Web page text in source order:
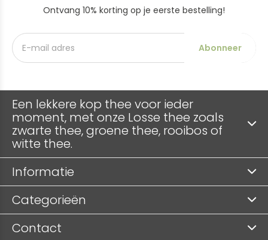
Ontvang 10% korting op je eerste bestelling!
Abonneer
Een lekkere kop thee voor ieder
moment, met onze Losse thee zoals
zwarte thee, groene thee, rooibos of
witte thee.
Informatie
Categorieën
Contact